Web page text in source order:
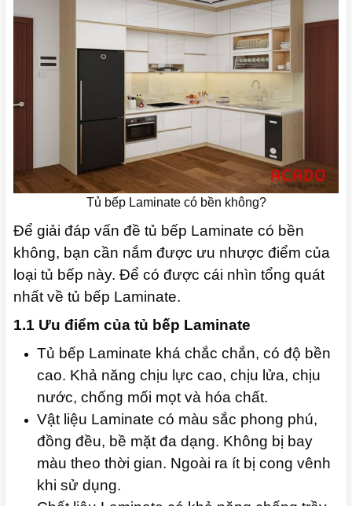
Tủ bếp Laminate có bền không?
Để giải đáp vấn đề tủ bếp Laminate có bền
không, bạn cần nắm được ưu nhược điểm của
loại tủ bếp này. Để có được cái nhìn tổng quát
nhất về tủ bếp Laminate.
1.1 Ưu điểm của tủ bếp Laminate
Tủ bếp Laminate khá chắc chắn, có độ bền
cao. Khả năng chịu lực cao, chịu lửa, chịu
nước, chống mối mọt và hóa chất.
Vật liệu Laminate có màu sắc phong phú,
đồng đều, bề mặt đa dạng. Không bị bay
màu theo thời gian. Ngoài ra ít bị cong vênh
khi sử dụng.